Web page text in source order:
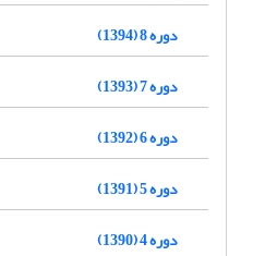
دوره 8 (1394)
دوره 7 (1393)
دوره 6 (1392)
دوره 5 (1391)
دوره 4 (1390)